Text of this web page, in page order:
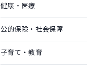
健康・医療
公的保険・社会保障
子育て・教育